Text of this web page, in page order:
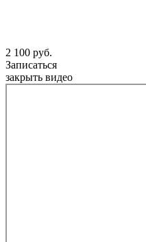
2 100 руб.
Записаться
закрыть видео